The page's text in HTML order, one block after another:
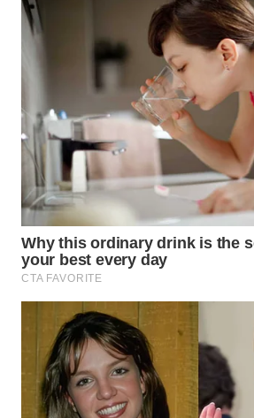
SAMOSIR
WN
SUMEDANG
WN
CIANJUR
WN
SERIBU
WN
TANGERANG